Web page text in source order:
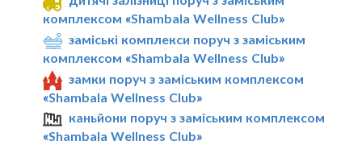
комплексом «Shambala Wellness Club»
заміські комплекси поруч з заміським
комплексом «Shambala Wellness Club»
замки поруч з заміським комплексом
«Shambala Wellness Club»
каньйони поруч з заміським комплексом
«Shambala Wellness Club»